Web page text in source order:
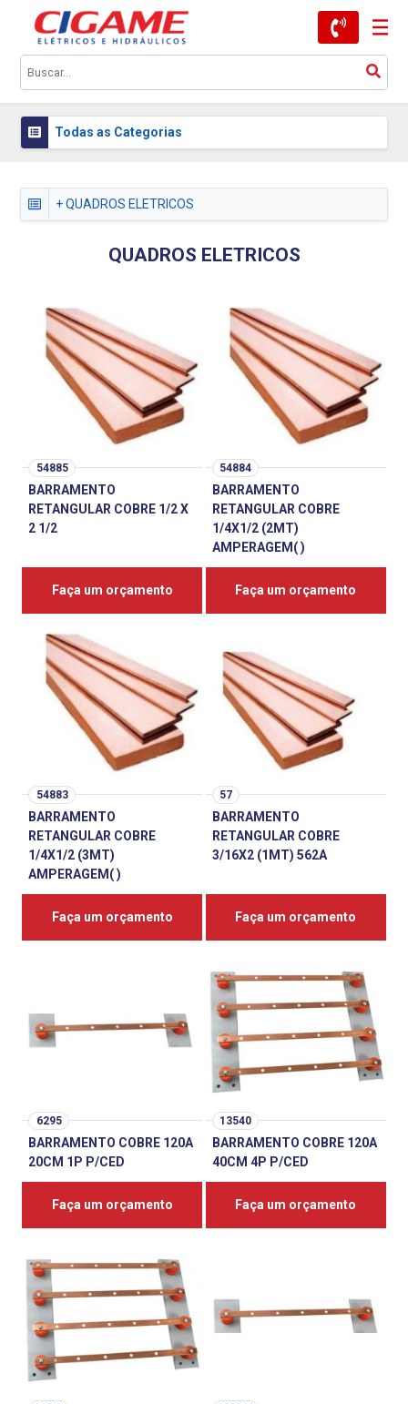
Todas as Categorias
+ QUADROS ELETRICOS
QUADROS ELETRICOS
54885
BARRAMENTO
RETANGULAR COBRE 1/2 X
2 1/2
Faça um orçamento
54884
BARRAMENTO
RETANGULAR COBRE
1/4X1/2 (2MT)
AMPERAGEM( )
Faça um orçamento
54883
BARRAMENTO
RETANGULAR COBRE
1/4X1/2 (3MT)
AMPERAGEM( )
Faça um orçamento
57
BARRAMENTO
RETANGULAR COBRE
3/16X2 (1MT) 562A
Faça um orçamento
6295
BARRAMENTO COBRE 120A
20CM 1P P/CED
Faça um orçamento
13540
BARRAMENTO COBRE 120A
40CM 4P P/CED
Faça um orçamento